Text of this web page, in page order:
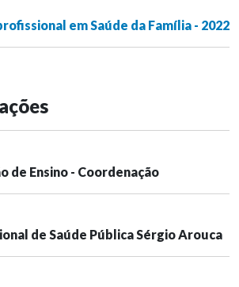
em Saúde da Família - 2022
de Ensino - Coordenação
de Saúde Pública Sérgio Arouca